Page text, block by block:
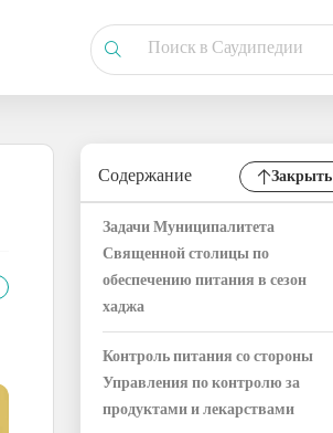
Содержание Закрыть
Задачи Муниципалитета
Священной столицы по
обеспечению питания в сезон
хаджа
Контроль питания со стороны
Управления по контролю за
продуктами и лекарствами